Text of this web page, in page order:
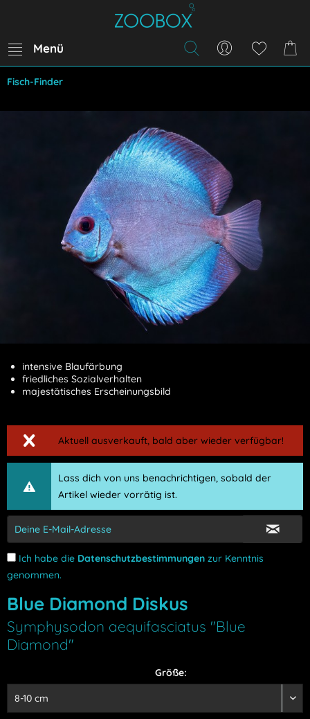
Menü
Fisch-Finder
intensive Blaufärbung
friedliches Sozialverhalten
majestätisches Erscheinungsbild
Aktuell ausverkauft, bald aber wieder verfügbar!
Lass dich von uns benachrichtigen, sobald der
Artikel wieder vorrätig ist.
Ich habe die Datenschutzbestimmungen zur Kenntnis
genommen.
Blue Diamond Diskus
Symphysodon aequifasciatus "Blue
Diamond"
Größe: